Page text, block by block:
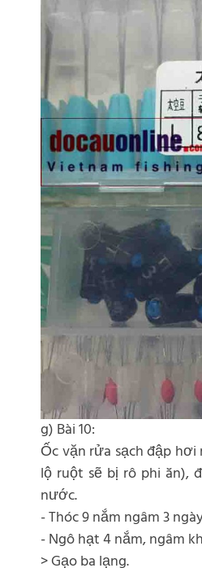
g) Bài 10:
Ốc vặn rửa sạch đập
lộ ruột sẽ bị rô phi ăn),
nước.
- Thóc 9 nắm ngâm 3
- Ngô hạt 4 nắm, ngâm
> Gạo ba lạng.